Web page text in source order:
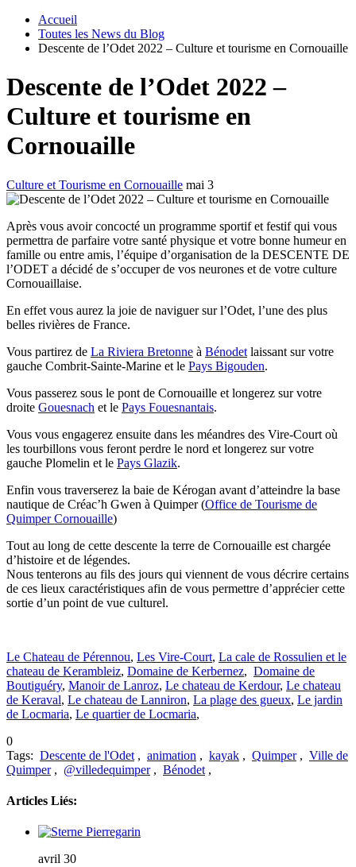
Accueil
Toutes les News du Blog
Descente de l’Odet 2022 – Culture et tourisme en Cornouaille
Descente de l’Odet 2022 –
Culture et tourisme en
Cornouaille
Culture et Tourisme en Cornouaille mai 3
Après vous avoir concocté un programme sportif et festif qui vous
permettra de parfaire votre santé physique et votre bonne humeur en
famille ou entre amis, l’équipe d’organisation de la DESCENTE DE
l’ODET a décidé de s’occuper de vos neurones et de votre culture
Cornouaillaise.
En effet vous aurez la joie de naviguer sur l’Odet, l’une des plus
belles rivières de France.
Vous partirez de La Riviera Bretonne à Bénodet laissant sur votre
gauche Combrit-Sainte-Marine et le Pays Bigouden.
Vous passerez sous le pont de Cornouaille et longerez sur votre
droite Gouesnach et le Pays Fouesnantais.
Vous vous engagerez ensuite dans les méandres des Vire-Court où
les tourbillons vous feront perdre le nord et longerez sur votre
gauche Plomelin et le Pays Glazik.
Enfin vous traverserez la baie de Kérogan avant d’atteindre la base
nautique de Créac’h Gwen à Quimper (Office de Tourisme de
Quimper Cornouaille)
Tout au long de cette descente la terre de Cornouaille est chargée
d’histoire et de légendes.
Nous tenterons au fils des jours qui viennent de vous décrire certains
de ces lieux caractéristiques afin de vous permettre d’apprécier cette
sortie d’un point de vue culturel.
Le Chateau de Pérennou, Les Vire-Court, La cale de Rossulien et le
chateau de Kerambleiz, Domaine de Kerbernez, Domaine de
Boutiguéry, Manoir de Lanroz, Le chateau de Kerdour, Le chateau
de Keraval, Le chateau de Lanniron, La plage des gueux, Le jardin
de Locmaria, Le quartier de Locmaria,
0
Tags: Descente de l'Odet , animation , kayak , Quimper, Ville de
Quimper, @villedequimper, Bénodet ,
Articles Liés:
avril 30